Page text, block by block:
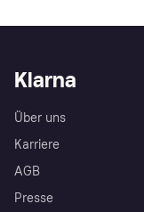
Klarna
Über uns
Karriere
AGB
Presse